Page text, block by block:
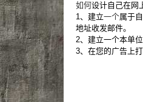
如何设计自己在网
1、建立一个属于
地址收发邮件。
2、建立一个本单
3、在您的广告上